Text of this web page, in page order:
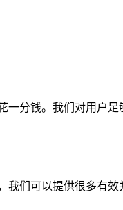
分钱。我们对用户足
我们可以提供很多有